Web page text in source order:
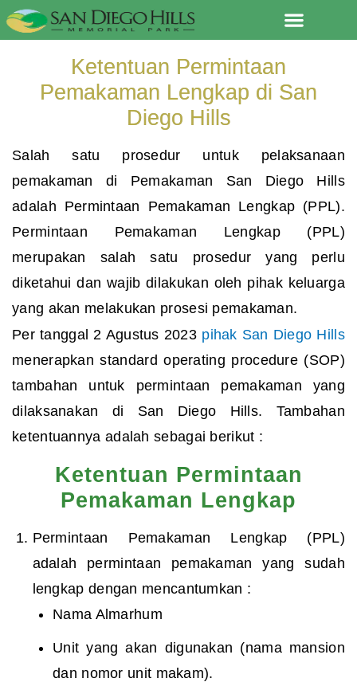
Lewati
ke
Ketentuan Permintaan
Pemakaman Lengkap di San
Diego Hills
Salah satu prosedur untuk pelaksanaan
pemakaman di Pemakaman San Diego Hills
adalah Permintaan Pemakaman Lengkap (PPL).
Permintaan Pemakaman Lengkap (PPL)
merupakan salah satu prosedur yang perlu
diketahui dan wajib dilakukan oleh pihak keluarga
yang akan melakukan prosesi pemakaman.
Per tanggal 2 Agustus 2023 pihak San Diego Hills
menerapkan standard operating procedure (SOP)
tambahan untuk permintaan pemakaman yang
dilaksanakan di San Diego Hills. Tambahan
ketentuannya adalah sebagai berikut :
Ketentuan Permintaan
Pemakaman Lengkap
Permintaan Pemakaman Lengkap (PPL)
adalah permintaan pemakaman yang sudah
lengkap dengan mencantumkan :
Nama Almarhum
Unit yang akan digunakan (nama mansion
dan nomor unit makam).